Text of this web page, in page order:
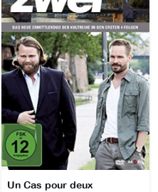
Un Cas pour deux